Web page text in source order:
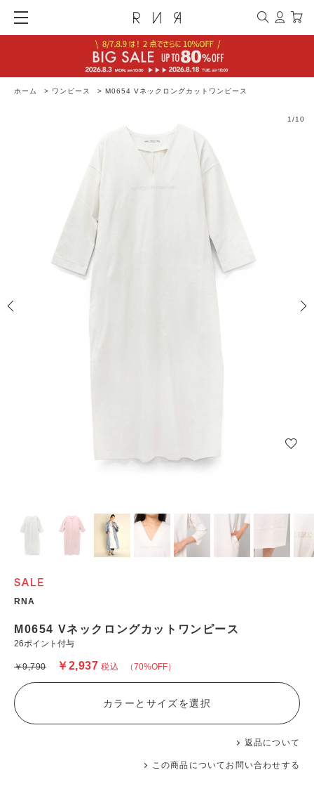
ホーム > ワンピース > M0654 Vネックロングカットワンピース
1 /10
RNA
M0654 Vネックロングカットワンピース
26ポイント付与
（70%OFF）
￥2,937 税込
￥9,790
返品について
この商品についてお問い合わせする
カラーとサイズを選択